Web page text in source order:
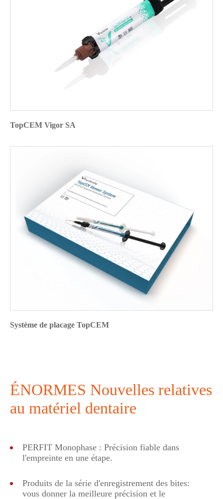
TopCEM Vigor SA
Système de placage TopCEM
ÉNORMES Nouvelles relatives
au matériel dentaire
PERFIT Monophase : Précision fiable dans
l'empreinte en une étape.
Produits de la série d'enregistrement des bites:
vous donner la meilleure précision et le